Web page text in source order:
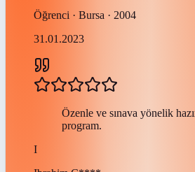
Öğrenci · Bursa · 2004
31.01.2023
Özenle ve sınava yönelik
program.
I